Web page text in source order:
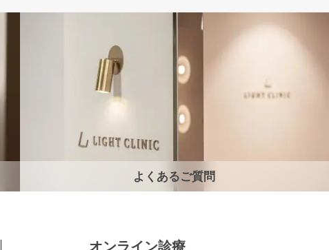
よくあるご質問
オンライン診療